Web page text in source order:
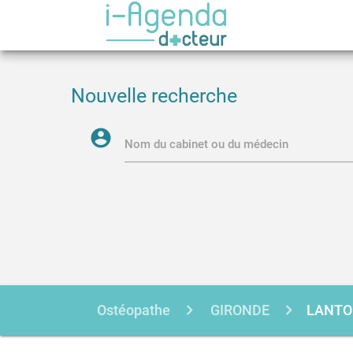
Nouvelle recherche
account_circle Nom du cabinet ou du médecin
Ostéopathe GIRONDE